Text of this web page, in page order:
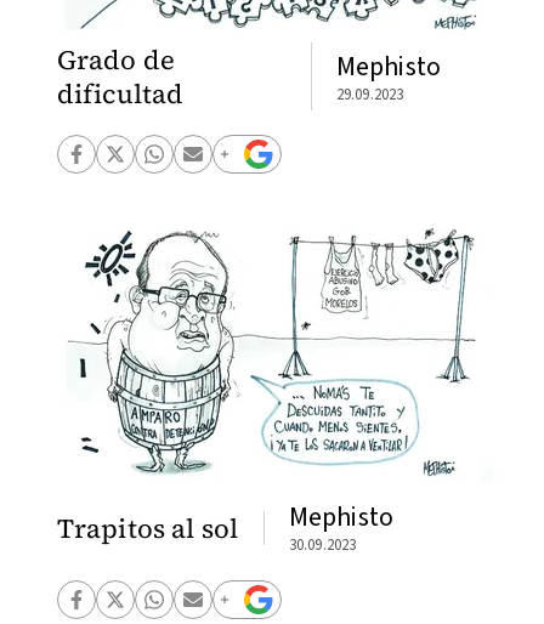
Grado de
dificultad
Mephisto
29.09.2023
Trapitos al sol Mephisto
30.09.2023